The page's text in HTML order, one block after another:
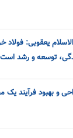
یعقوبی: فولاد
توسعه و رشد است
و بهبود فرآیند